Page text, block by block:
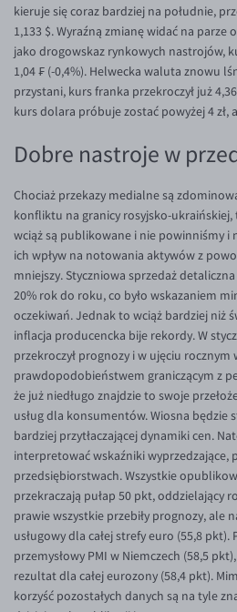
GBP/USD
USD/CHF
GBP/CHF
kieruje się coraz bardziej na południe,
1,133 $. Wyraźną zmianę widać na
jako drogowskaz rynkowych nastrojów,
1,04 ₣ (-0,4%). Helwecka waluta znowu
przystani, kurs franka przekroczył już
kurs dolara próbuje zostać powyżej 4 zł,
Dobre nastroje w
Chociaż przekazy medialne są
konfliktu na granicy rosyjsko-
wciąż są publikowane i nie powinniśmy i
ich wpływ na notowania aktywów z
mniejszy. Styczniowa sprzedaż
20% rok do roku, co było wskazaniem
oczekiwań. Jednak to wciąż bardziej niż
inflacja producencka bije rekordy. W
przekroczył prognozy i w ujęciu rocznym
prawdopodobieństwem graniczącym z
że już niedługo znajdzie to swoje
usług dla konsumentów. Wiosna będzie
bardziej przytłaczającej dynamiki cen.
interpretować wskaźniki wyprzedzające,
przedsiębiorstwach. Wszystkie
przekraczają pułap 50 pkt, oddzielający
prawie wszystkie przebiły prognozy, ale
usługowy dla całej strefy euro (55,8 pkt).
przemysłowy PMI w Niemczech (58,5
rezultat dla całej eurozony (58,4 pkt).
korzyść pozostałych danych są na tyle